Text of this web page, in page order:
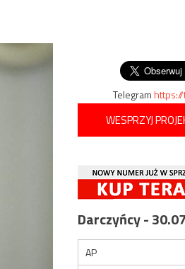
Telegram
WESPRZYJ
Darczyńcy -
AP